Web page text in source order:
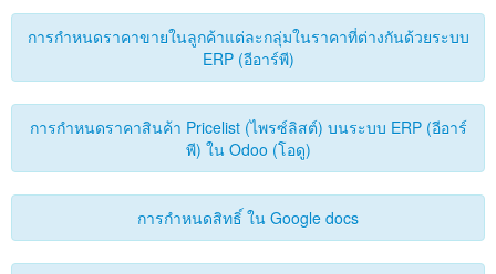
การกำหนดราคาขายในลูกค้าแต่ละกลุ่มในราคาที่ต่างกันด้วยระบบ
ERP (อีอาร์พี)
การกำหนดราคาสินค้า Pricelist (ไพรซ์ลิสต์) บนระบบ ERP (อีอาร์
พี) ใน Odoo (โอดู)
การกำหนดสิทธิ์ ใน Google docs